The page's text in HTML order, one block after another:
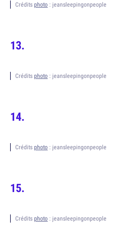
Crédits photo : jeansleepingonpeople
Crédits photo : jeansleepingonpeople
Crédits photo : jeansleepingonpeople
Crédits photo : jeansleepingonpeople